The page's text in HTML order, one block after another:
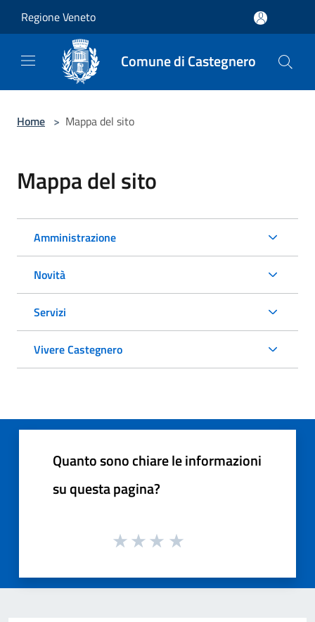
Regione Veneto
Comune di Castegnero
Home > Mappa del sito
Mappa del sito
Amministrazione
Novità
Servizi
Vivere Castegnero
Quanto sono chiare le informazioni
su questa pagina?